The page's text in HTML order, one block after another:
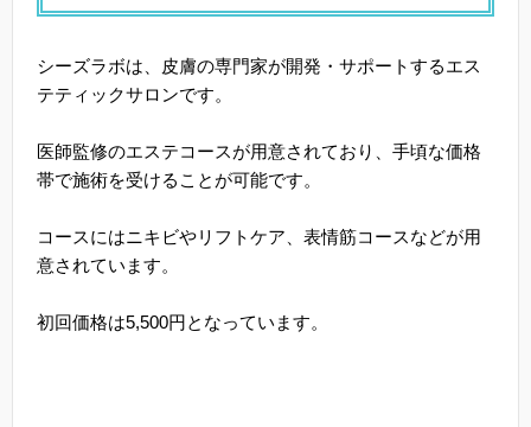
シーズラボは、皮膚の専門家が開発・サポートするエス
テティックサロンです。
医師監修のエステコースが用意されており、手頃な価格
帯で施術を受けることが可能です。
コースにはニキビやリフトケア、表情筋コースなどが用
意されています。
初回価格は5,500円となっています。